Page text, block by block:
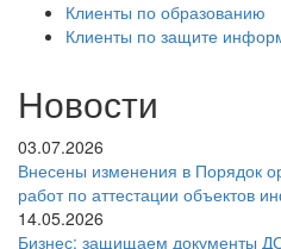
Клиенты по образованию
Клиенты по защите
Новости
03.07.2026
Внесены изменения в Порядок
работ по аттестации объектов
14.05.2026
Бизнес: защищаем документы